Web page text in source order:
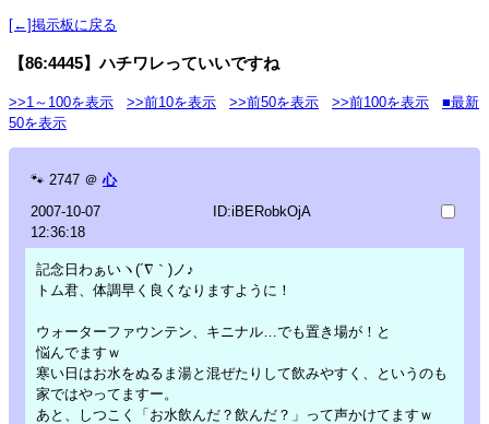
[←]掲示板に戻る
【86:4445】ハチワレっていいですね
>>1～100を表示 >>前10を表示 >>前50を表示 >>前100を表示
■最新
50を表示
🐾 2747 ＠ 心
2007-10-07
12:36:18
ID:iBERobkOjA
記念日わぁいヽ(´∇｀)ノ♪
トム君、体調早く良くなりますように！
ウォーターファウンテン、キニナル…でも置き場が！と
悩んでますｗ
寒い日はお水をぬるま湯と混ぜたりして飲みやすく、というのも
家ではやってますー。
あと、しつこく「お水飲んだ？飲んだ？」って声かけてますｗ